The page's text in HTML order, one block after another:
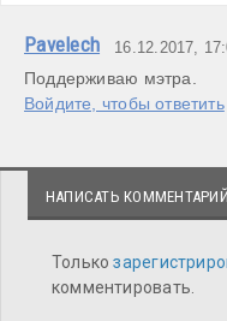
Pavelech 16.12.2017,
Поддерживаю мэтра.
Войдите, чтобы ответить
НАПИСАТЬ КОММЕНТАРИЙ
Только
комментировать.